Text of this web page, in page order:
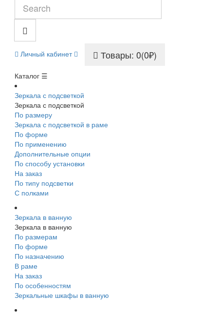
Личный кабинет Товары: 0(0₽)
Каталог ☰
Зеркала с подсветкой
Зеркала с подсветкой
По размеру
Зеркала с подсветкой в раме
По форме
По применению
Дополнительные опции
По способу установки
На заказ
По типу подсветки
С полками
Зеркала в ванную
Зеркала в ванную
По размерам
По форме
По назначению
В раме
На заказ
По особенностям
Зеркальные шкафы в ванную